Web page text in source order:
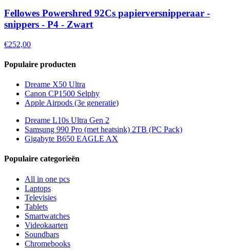
Fellowes Powershred 92Cs papierversnipperaar -
snippers - P4 - Zwart
€252,00
Populaire producten
Dreame X50 Ultra
Canon CP1500 Selphy
Apple Airpods (3e generatie)
Dreame L10s Ultra Gen 2
Samsung 990 Pro (met heatsink) 2TB (PC Pack)
Gigabyte B650 EAGLE AX
Populaire categorieën
All in one pcs
Laptops
Televisies
Tablets
Smartwatches
Videokaarten
Soundbars
Chromebooks